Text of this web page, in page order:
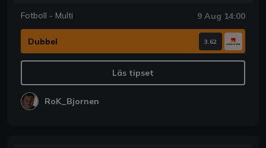
Fotboll - Multi 9 Aug 14:00
Dubbel 3.62
Läs tipset
RoK_Bjornen